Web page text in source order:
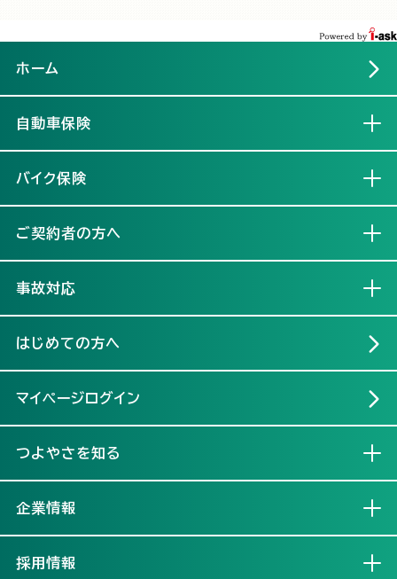
ホーム
自動車保険
バイク保険
ご契約者の方へ
事故対応
はじめての方へ
マイページログイン
つよやさを知る
企業情報
採用情報